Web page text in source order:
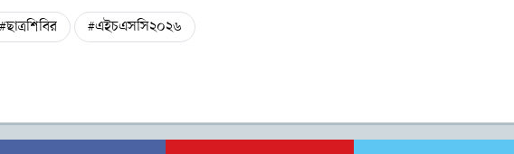
#ছাত্রশিবির #এইচএসসি২০২৬